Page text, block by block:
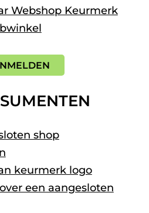
Webshop Keurmerk
shop
keurmerk logo
een aangesloten